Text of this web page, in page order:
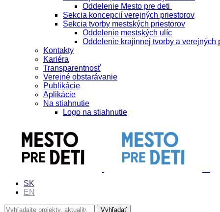
Oddelenie Mesto pre deti
Sekcia koncepcií verejných priestorov
Sekcia tvorby mestských priestorov
Oddelenie mestských ulíc
Oddelenie krajinnej tvorby a verejných
Kontakty
Kariéra
Transparentnosť
Verejné obstarávanie
Publikácie
Aplikácie
Na stiahnutie
Logo na stiahnutie
SK
EN